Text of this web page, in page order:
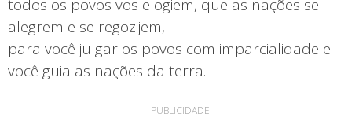
todos os povos vos elogiem, que as nações se
alegrem e se regozijem,
para você julgar os povos com imparcialidade e
você guia as nações da terra.
PUBLICIDADE